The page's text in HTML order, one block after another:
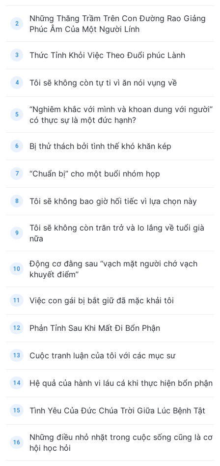
2
Những Thăng Trầm Trên Con Đường Rao Giảng
Phúc Âm Của Một Người Lính
3 Thức Tỉnh Khỏi Việc Theo Đuổi phúc Lành
4 Tôi sẽ không còn tự ti vì ăn nói vụng về
5
“Nghiêm khắc với mình và khoan dung với người”
có thực sự là một đức hạnh?
6 Bị thử thách bởi tình thế khó khăn kép
7 “Chuẩn bị” cho một buổi nhóm họp
8 Tôi sẽ không bao giờ hối tiếc vì lựa chọn này
9
Tôi sẽ không còn trăn trở và lo lắng về tuổi già
nữa
10
Động cơ đằng sau “vạch mặt người chớ vạch
khuyết điểm”
11 Việc con gái bị bắt giữ đã mặc khải tôi
12 Phản Tỉnh Sau Khi Mất Đi Bổn Phận
13 Cuộc tranh luận của tôi với các mục sư
14 Hệ quả của hành vi láu cá khi thực hiện bổn phận
15 Tình Yêu Của Đức Chúa Trời Giữa Lúc Bệnh Tật
16
Những điều nhỏ nhặt trong cuộc sống cũng là cơ
hội học hỏi